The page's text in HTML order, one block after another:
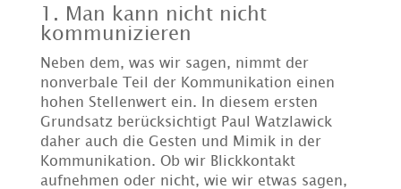
1. Man kann nicht nicht
kommunizieren
Neben dem, was wir sagen, nimmt der
nonverbale Teil der Kommunikation einen
hohen Stellenwert ein. In diesem ersten
Grundsatz berücksichtigt Paul Watzlawick
daher auch die Gesten und Mimik in der
Kommunikation. Ob wir Blickkontakt
aufnehmen oder nicht, wie wir etwas sagen,